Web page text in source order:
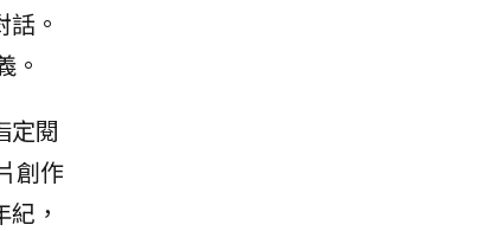
。
。
定閱
創作
，